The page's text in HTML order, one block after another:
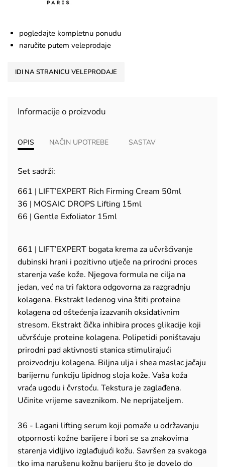
pogledajte kompletnu ponudu
naručite putem veleprodaje
IDI NA STRANICU VELEPRODAJE
Informacije o proizvodu
OPIS NAČIN UPOTREBE SASTAV
Set sadrži:
661 | LIFT’EXPERT Rich Firming Cream 50ml
36 | MOSAIC DROPS Lifting 15ml
66 | Gentle Exfoliator 15ml
661 | LIFT’EXPERT bogata krema za učvršćivanje
dubinski hrani i pozitivno utječe na prirodni proces
starenja vaše kože. Njegova formula ne cilja na
jedan, već na tri faktora odgovorna za razgradnju
kolagena. Ekstrakt ledenog vina štiti proteine
kolagena od oštećenja izazvanih oksidativnim
stresom. Ekstrakt čička inhibira proces glikacije koji
učvršćuje proteine kolagena. Polipetidi poništavaju
prirodni pad aktivnosti stanica stimulirajući
proizvodnju kolagena. Biljna ulja i shea maslac jačaju
barijernu funkciju lipidnog sloja kože. Vaša koža
vraća ugodu i čvrstoću. Tekstura je zaglađena.
Učinite vrijeme saveznikom. Ne neprijateljem.
36 - Lagani lifting serum koji pomaže u održavanju
otpornosti kožne barijere i bori se sa znakovima
starenja vidljivo izglađujući kožu. Savršen za svakoga
tko ima narušenu kožnu barijeru što je dovelo do